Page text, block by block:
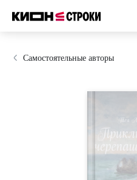
Самостоятельные авторы